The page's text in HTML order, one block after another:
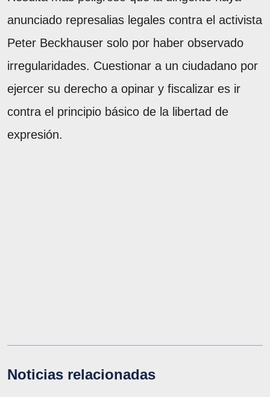
anunciado represalias legales contra el activista
Peter Beckhauser solo por haber observado
irregularidades. Cuestionar a un ciudadano por
ejercer su derecho a opinar y fiscalizar es ir
contra el principio básico de la libertad de
expresión.
Noticias relacionadas